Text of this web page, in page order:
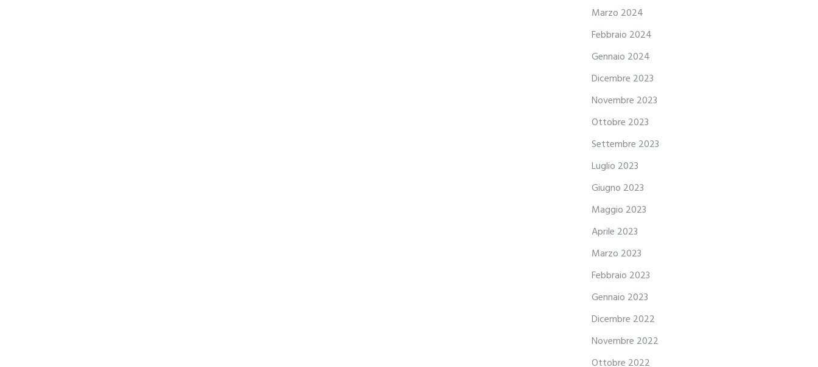
Marzo 2024
Febbraio 2024
Gennaio 2024
Dicembre 2023
Novembre 2023
Ottobre 2023
Settembre 2023
Luglio 2023
Giugno 2023
Maggio 2023
Aprile 2023
Marzo 2023
Febbraio 2023
Gennaio 2023
Dicembre 2022
Novembre 2022
Ottobre 2022